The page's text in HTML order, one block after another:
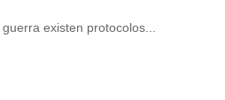
existen protocolos...